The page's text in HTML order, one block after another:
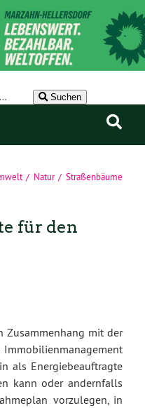
Suchen
/ Natur / Straßenbäume
für den
Zusammenhang mit der
als Energiebeauftragte
kann oder andernfalls
vorzulegen, in